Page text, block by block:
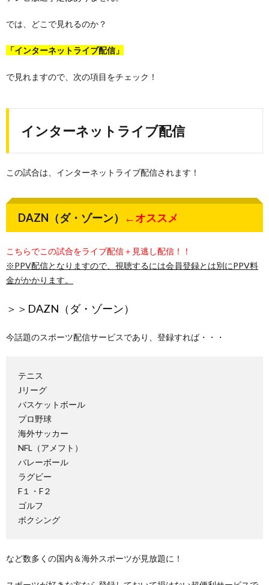
では、どこで見れるのか？
「インターネットライブ配信」
で見れますので、次の項目をチェック！
インターネットライブ配信
この試合は、インターネットライブ配信されます！
DAZN（ダ・ゾーン） ←オススメ
こちらでこの試合をライブ配信＋見逃し配信！！
※PPV配信となりますので、視聴するには会員登録とは別にPPV料
金がかかります。
＞＞ DAZN（ダ・ゾーン）
今話題のスポーツ配信サービスであり、登録すれば・・・
テニス
Jリーグ
バスケットボール
プロ野球
海外サッカー
NFL（アメフト）
バレーボール
ラグビー
F１・F２
ゴルフ
ボクシング
など数多くの国内＆海外スポーツが見放題に！